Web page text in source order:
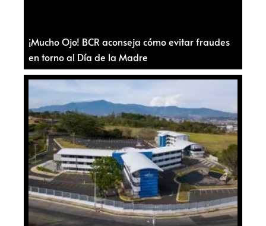
¡Mucho Ojo! BCR aconseja cómo evitar fraudes
en torno al Día de la Madre